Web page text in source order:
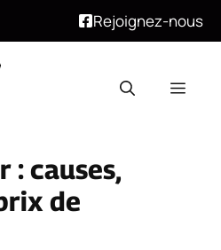
Rejoignez-nous
: causes,
de